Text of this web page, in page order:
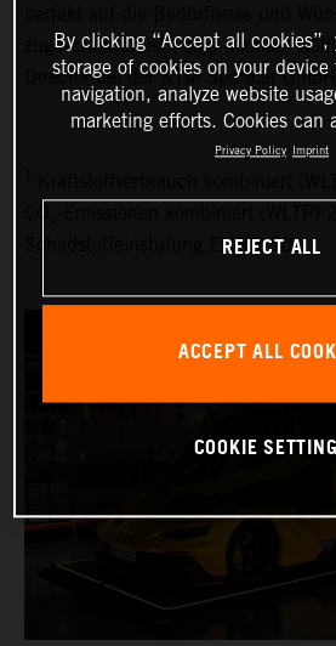
zugeschnitten ist", sagt Michael
Director bei der KTM Sportcar
Schadstoffeinstufung EURO 6D
By clicking “Accept all
storage of cookies on your
navigation, analyze website
marketing efforts. Cookies can
Privacy Policy Imprint
REJECT ALL
ACCEPT ALL
COOKIE